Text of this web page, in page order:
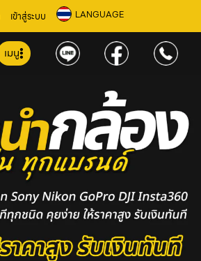
เข้าสู่ระบบ LANGUAGE
เมนู